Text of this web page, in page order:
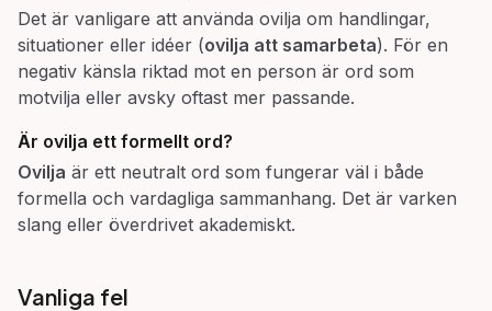
Det är vanligare att använda ovilja om handlingar,
situationer eller idéer (ovilja att samarbeta). För en
negativ känsla riktad mot en person är ord som
motvilja eller avsky oftast mer passande.
Är ovilja ett formellt ord?
Ovilja är ett neutralt ord som fungerar väl i både
formella och vardagliga sammanhang. Det är varken
slang eller överdrivet akademiskt.
Vanliga fel